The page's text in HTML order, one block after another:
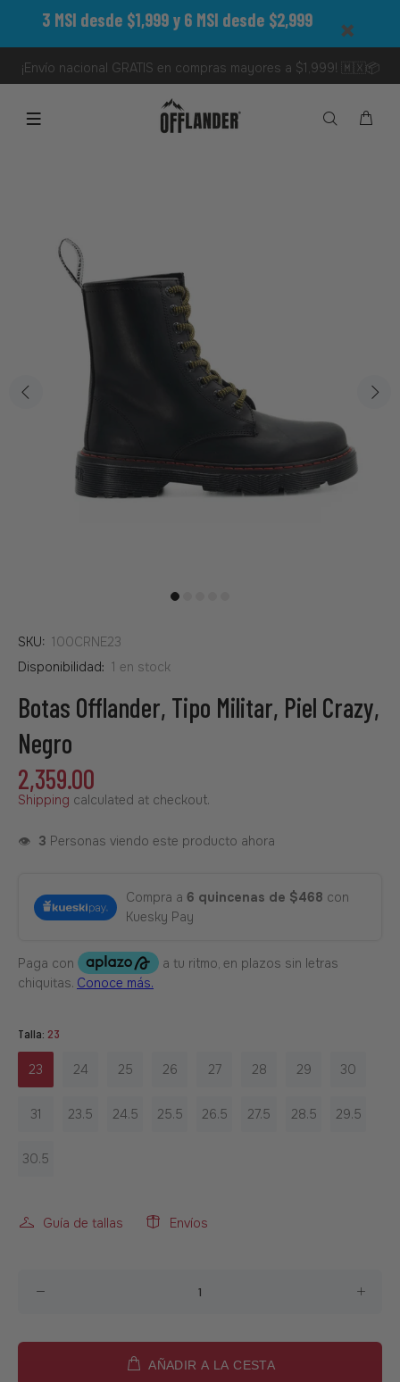
3 MSI desde $1,999 y 6 MSI desde $2,999
¡Envío nacional GRATIS en compras mayores a $1,999! 🇲🇽📦
SKU: 100CRNE23
Disponibilidad: 1 en stock
Botas Offlander, Tipo Militar, Piel Crazy,
Negro
2,359.00
Shipping calculated at checkout.
👁️ 3 Personas viendo este producto ahora
Compra a 6 quincenas de $468 con
Kuesky Pay
Talla: 23
23 24 25 26 27 28 29 30
31 23.5 24.5 25.5 26.5 27.5 28.5 29.5
30.5
Guía de tallas Envíos
AÑADIR A LA CESTA